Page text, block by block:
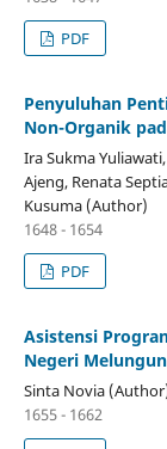
PDF
Penyuluhan
Non-Organik
Ira Sukma
Ajeng, Renata
Kusuma (Author)
1648 - 1654
PDF
Asistensi
Negeri
Sinta Novia
1655 - 1662